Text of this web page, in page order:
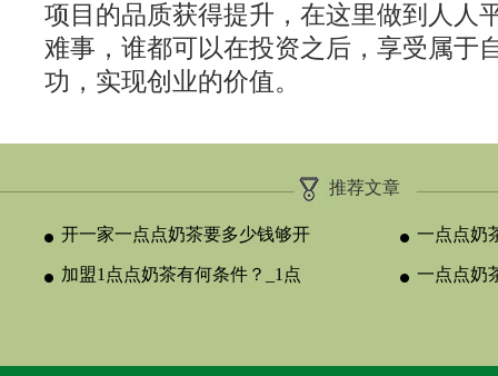
项目的品质获得提升，在这里做到人人
难事，谁都可以在投资之后，享受属于
功，实现创业的价值。
推荐文章
开一家一点点奶茶要多少钱够开
店？合理
一点点奶
创业适合
加盟1点点奶茶有何条件？_1点 一点点奶